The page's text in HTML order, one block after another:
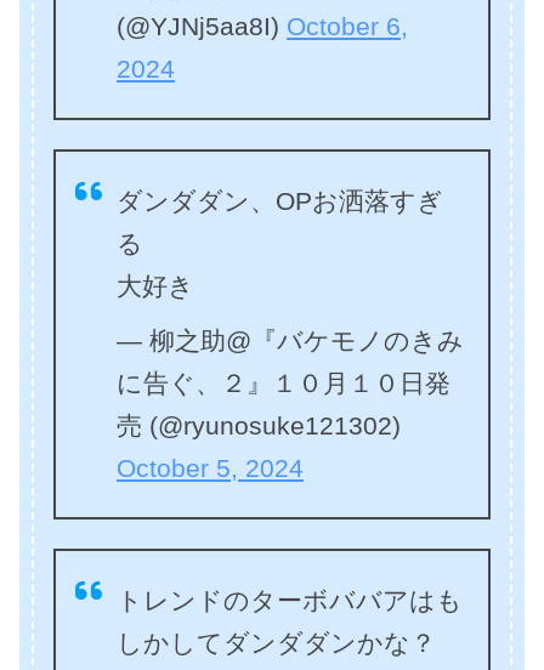
(@YJNj5aa8I) October 6,
2024
ダンダダン、OPお洒落すぎ
る
大好き
— 柳之助@『バケモノのきみ
に告ぐ、２』１０月１０日発
売 (@ryunosuke121302)
October 5, 2024
トレンドのターボババアはも
しかしてダンダダンかな？